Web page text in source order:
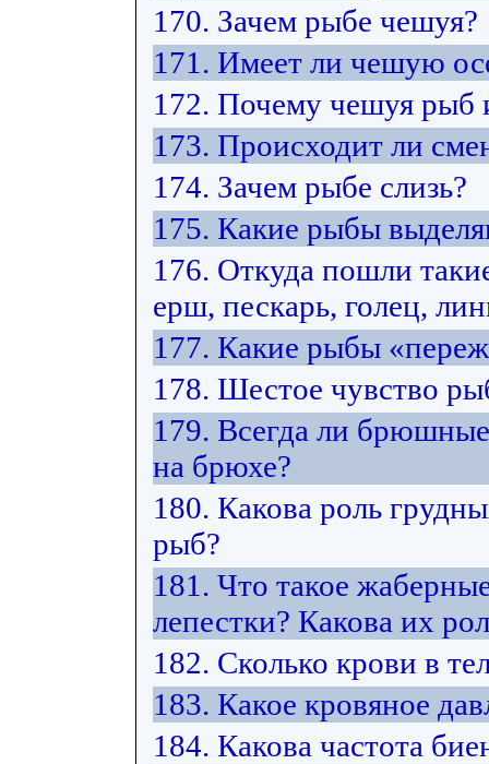
170. Зачем рыбе чешуя?
171. Имеет ли чешую
172. Почему чешуя рыб
173. Происходит ли
174. Зачем рыбе слизь?
175. Какие рыбы
176. Откуда пошли
ерш, пескарь, голец,
177. Какие рыбы
178. Шестое чувство
179. Всегда ли
на брюхе?
180. Какова роль
рыб?
181. Что такое
лепестки? Какова их
182. Сколько крови в
183. Какое кровяное
184. Какова частота